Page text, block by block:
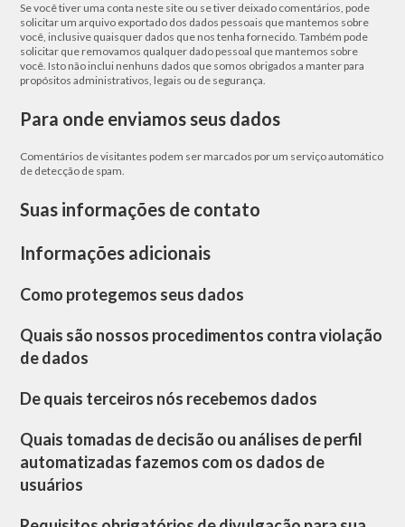
Se você tiver uma conta neste site ou se tiver deixado comentários, pode
solicitar um arquivo exportado dos dados pessoais que mantemos sobre
você, inclusive quaisquer dados que nos tenha fornecido. Também pode
solicitar que removamos qualquer dado pessoal que mantemos sobre
você. Isto não inclui nenhuns dados que somos obrigados a manter para
propósitos administrativos, legais ou de segurança.
Para onde enviamos seus dados
Comentários de visitantes podem ser marcados por um serviço automático
de detecção de spam.
Suas informações de contato
Informações adicionais
Como protegemos seus dados
Quais são nossos procedimentos contra violação
de dados
De quais terceiros nós recebemos dados
Quais tomadas de decisão ou análises de perfil
automatizadas fazemos com os dados de
usuários